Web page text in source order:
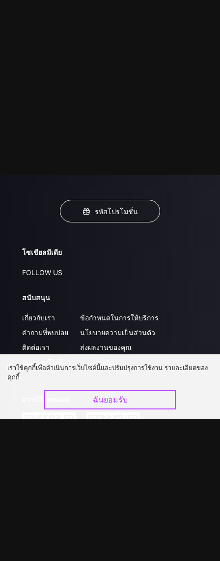
รหัสโปรโมชั่น
โซเชียลมีเดีย
FOLLOW US
สนับสนุน
เกี่ยวกับเรา
คำถามที่พบบ่อย
ติดต่อเรา
อัปเกรด วีไอพี
ข้อกำหนดในการให้บริการ
นโยบายความเป็นส่วนตัว
ส่งผลงานของคุณ
ร่วมงานกับเรา
เราใช้คุกกี้เพื่อดำเนินการเว็บไซต์นี้และปรับปรุงการใช้งาน รายละเอียดของ
คุกกี้
ฉันยอมรับ